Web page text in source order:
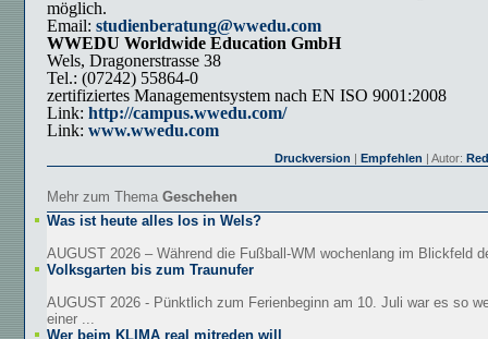
möglich.
Email: studienberatung@wwedu.com
WWEDU Worldwide Education GmbH
Wels, Dragonerstrasse 38
Tel.: (07242) 55864-0
zertifiziertes Managementsystem nach EN ISO 9001:2008
Link: http://campus.wwedu.com/
Link: www.wwedu.com
Druckversion | Empfehlen | Autor:
Mehr zum Thema Geschehen
Was ist heute alles los in Wels?
AUGUST 2026 – Während die Fußball-WM wochenlang im Blickfeld
Volksgarten bis zum Traunufer
AUGUST 2026 - Pünktlich zum Ferienbeginn am 10. Juli war es so
einer ...
Wer beim KLIMA real mitreden will